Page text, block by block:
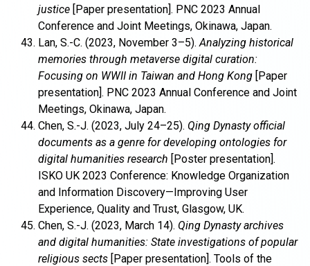
justice [Paper presentation]. PNC 2023 Annual
Conference and Joint Meetings, Okinawa, Japan.
Lan, S.-C. (2023, November 3–5). Analyzing historical
memories through metaverse digital curation:
Focusing on WWII in Taiwan and Hong Kong [Paper
presentation]. PNC 2023 Annual Conference and Joint
Meetings, Okinawa, Japan.
Chen, S.-J. (2023, July 24–25). Qing Dynasty official
documents as a genre for developing ontologies for
digital humanities research [Poster presentation].
ISKO UK 2023 Conference: Knowledge Organization
and Information Discovery—Improving User
Experience, Quality and Trust, Glasgow, UK.
Chen, S.-J. (2023, March 14). Qing Dynasty archives
and digital humanities: State investigations of popular
religious sects [Paper presentation]. Tools of the